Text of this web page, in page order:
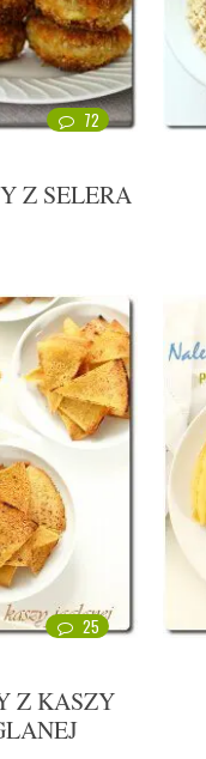
72
Z SELERA
25
Z KASZY